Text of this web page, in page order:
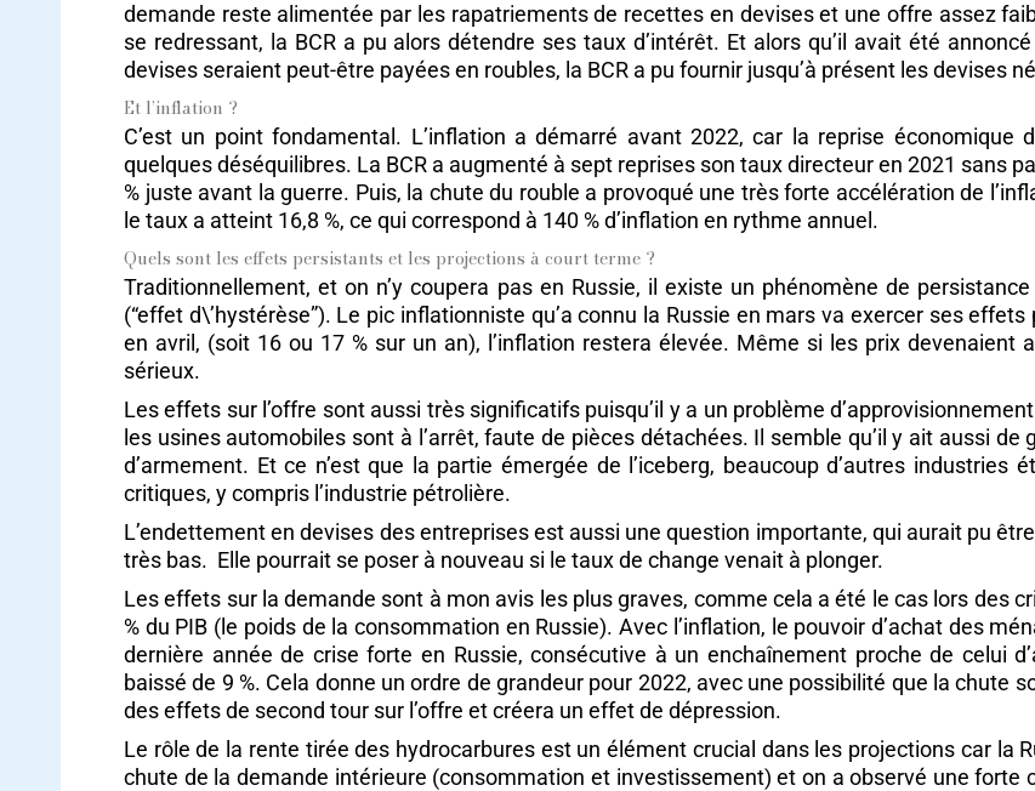
demande reste alimentée par les rapatriements de recettes en devises et une offre assez
se redressant, la BCR a pu alors détendre ses taux d’intérêt. Et alors qu’il avait été
devises seraient peut-être payées en roubles, la BCR a pu fournir jusqu’à présent les devises
Et l’inflation ?
C’est un point fondamental. L’inflation a démarré avant 2022, car la reprise
quelques déséquilibres. La BCR a augmenté à sept reprises son taux directeur en 2021 sans
% juste avant la guerre. Puis, la chute du rouble a provoqué une très forte accélération de
le taux a atteint 16,8 %, ce qui correspond à 140 % d’inflation en rythme annuel.
Quels sont les effets persistants et les projections à court terme ?
Traditionnellement, et on n’y coupera pas en Russie, il existe un phénomène de
(“effet d\’hystérèse”). Le pic inflationniste qu’a connu la Russie en mars va exercer ses
en avril, (soit 16 ou 17 % sur un an), l’inflation restera élevée. Même si les prix
sérieux.
Les effets sur l’offre sont aussi très significatifs puisqu’il y a un problème
les usines automobiles sont à l’arrêt, faute de pièces détachées. Il semble qu’il y ait aussi
d’armement. Et ce n’est que la partie émergée de l’iceberg, beaucoup d’autres
critiques, y compris l’industrie pétrolière.
L’endettement en devises des entreprises est aussi une question importante, qui aurait pu
très bas. Elle pourrait se poser à nouveau si le taux de change venait à plonger.
Les effets sur la demande sont à mon avis les plus graves, comme cela a été le cas lors des
% du PIB (le poids de la consommation en Russie). Avec l’inflation, le pouvoir d’achat des
dernière année de crise forte en Russie, consécutive à un enchaînement proche de celui
baissé de 9 %. Cela donne un ordre de grandeur pour 2022, avec une possibilité que la chute
des effets de second tour sur l’offre et créera un effet de dépression.
Le rôle de la rente tirée des hydrocarbures est un élément crucial dans les projections car la
chute de la demande intérieure (consommation et investissement) et on a observé une